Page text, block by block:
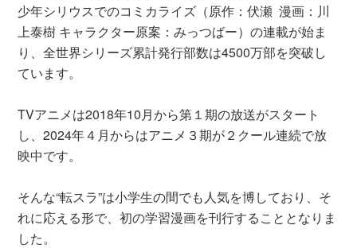
少年シリウスでのコミカライズ（原作：伏瀬 漫画：川
上泰樹 キャラクター原案：みっつばー）の連載が始ま
り、全世界シリーズ累計発行部数は4500万部を突破し
ています。
TVアニメは2018年10月から第１期の放送がスタート
し、2024年４月からはアニメ３期が２クール連続で放
映中です。
そんな“転スラ”は小学生の間でも人気を博しており、そ
れに応える形で、初の学習漫画を刊行することとなりま
した。